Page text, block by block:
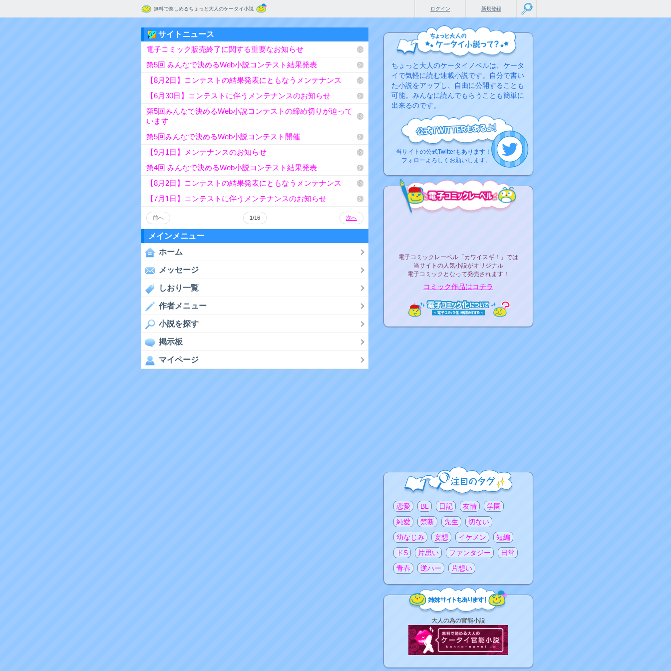
無料で楽しめるちょっと大人のケータイ小説 新規登録
ログイン
サイトニュース
電子コミック販売終了に関する重要なお知らせ
第5回 みんなで決めるWeb小説コンテスト結果発表
【8月2日】コンテストの結果発表にともなうメンテナンス
【6月30日】コンテストに伴うメンテナンスのお知らせ
第5回みんなで決めるWeb小説コンテストの締め切りが迫って
います
第5回みんなで決めるWeb小説コンテスト開催
【9月1日】メンテナンスのお知らせ
第4回 みんなで決めるWeb小説コンテスト結果発表
【8月2日】コンテストの結果発表にともなうメンテナンス
【7月1日】コンテストに伴うメンテナンスのお知らせ
前へ 1/16 次へ
メインメニュー
ホーム
メッセージ
しおり一覧
作者メニュー
小説を探す
掲示板
マイページ
ちょっと大人のケータイノベルは、ケータ
イで気軽に読む連載小説です。自分で書い
た小説をアップし、自由に公開することも
可能。みんなに読んでもらうことも簡単に
出来るのです。
当サイトの公式Twitterもあります！
フォローよろしくお願いします。
電子コミックレーベル「カワイスギ！」では
当サイトの人気小説がオリジナル
電子コミックとなって発売されます！
コミック作品はコチラ
注目のタグ
恋愛 BL 日記 友情
学園
純愛
禁断 先生
切ない
幼なじみ
妄想 イケメン
短編
ドS
片思い ファンタジー
日常
青春
逆ハー 片想い
大人の為の官能小説